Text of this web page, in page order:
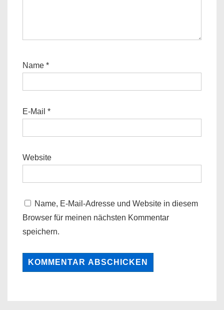
Name *
E-Mail *
Website
Name, E-Mail-Adresse und Website in diesem
Browser für meinen nächsten Kommentar
speichern.